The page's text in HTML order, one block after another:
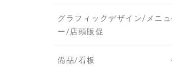
グラフィックデザイン/メニュ
ー/店頭販促
備品/看板